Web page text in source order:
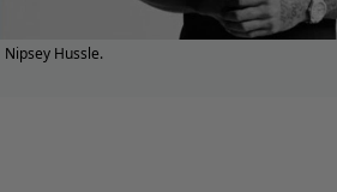
Nipsey Hussle.